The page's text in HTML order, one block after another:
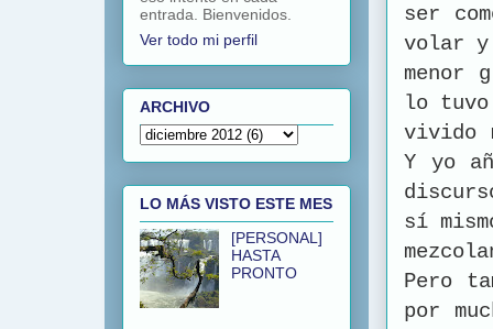
ser
volar y
menor
lo
vivido
Y yo
sí
Pero
por
entrada. Bienvenidos.
Ver todo mi perfil
ARCHIVO
LO MÁS VISTO ESTE MES
[PERSONAL]
HASTA
PRONTO